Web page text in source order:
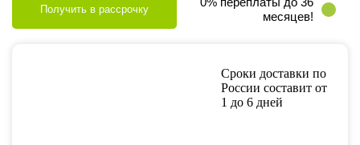
Получить в рассрочку
месяцев!
Сроки доставки по
России составит от
1 до 6 дней